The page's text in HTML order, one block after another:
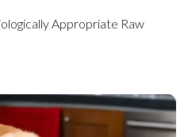
Appropriate Raw